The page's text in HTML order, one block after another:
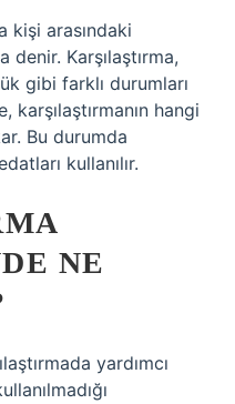
kişi arasındaki
denir. Karşılaştırma,
gibi farklı durumları
hangi
Bu durumda
kullanılır.
NE
yardımcı